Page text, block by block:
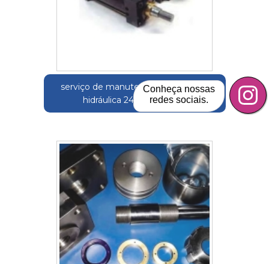
serviço de manutenção de unidade
hidráulica 24v Mendonça
Conheça nossas
redes sociais.